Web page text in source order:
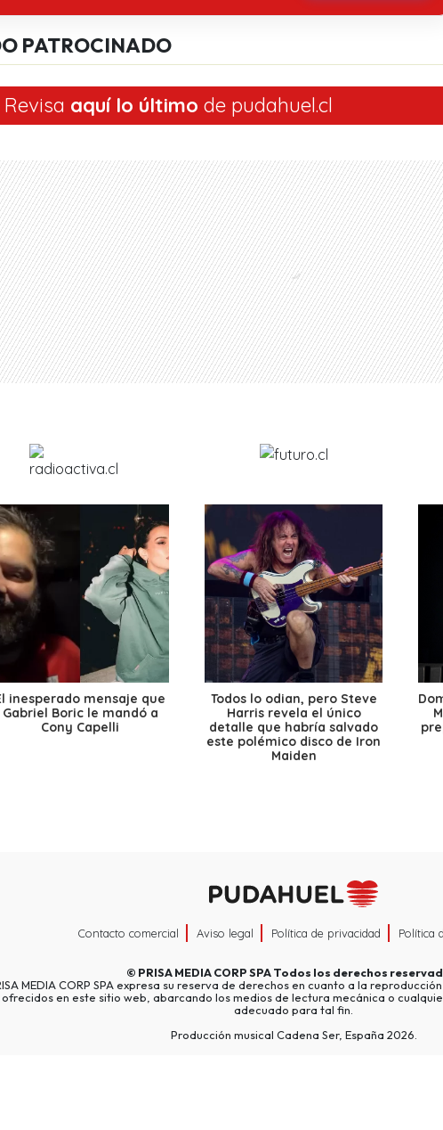
PATROCINADO
Revisa aquí lo último de pudahuel.cl
inesperado mensaje que
Gabriel Boric le mandó a
Cony Capelli
Todos lo odian, pero Steve
Harris revela el único
detalle que habría salvado
este polémico disco de Iron
Maiden
Contacto comercial Aviso legal Política de privacidad Política
© PRISA MEDIA CORP SPATodos los derechos
MEDIA CORP SPA expresa su reserva de derechos en cuanto a la
ofrecidos en este sitio web, abarcando los medios de lectura mecánica o
adecuado para tal fin.
Producción musical Cadena Ser, España 2026.